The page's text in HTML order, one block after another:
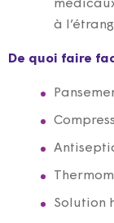
à
De quoi faire
Solution